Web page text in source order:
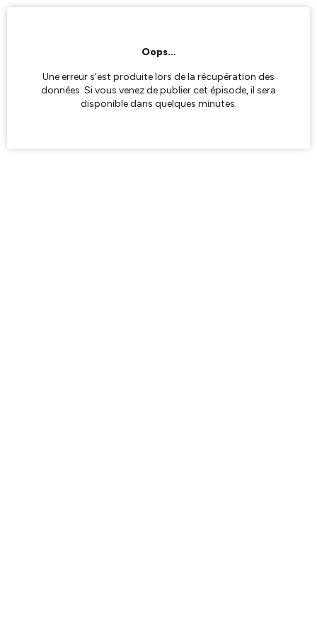
Oops…
Une erreur s’est produite lors de la récupération des
données. Si vous venez de publier cet épisode, il sera
disponible dans quelques minutes.